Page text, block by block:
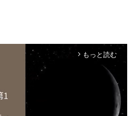
arrow_forward_ios もっと読む